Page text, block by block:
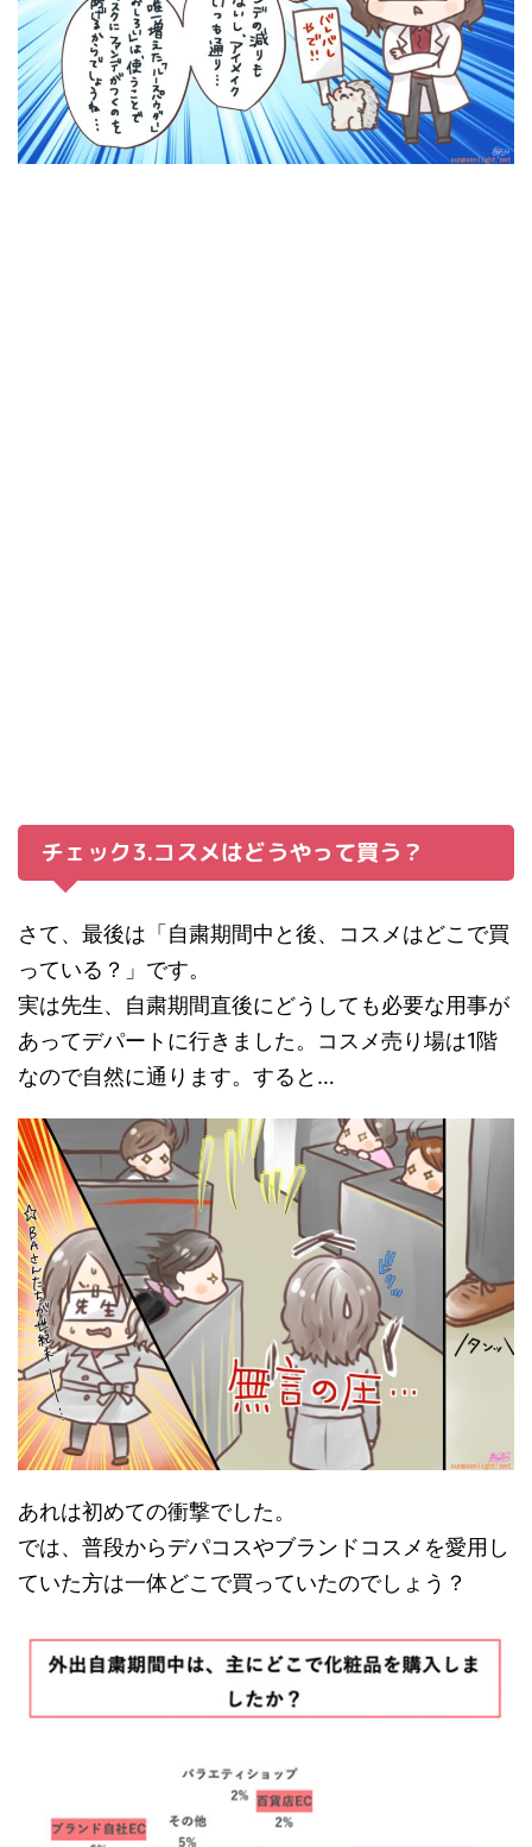
チェック3.コスメはどうやって買う？
さて、最後は「自粛期間中と後、コスメはどこで買
っている？」です。
実は先生、自粛期間直後にどうしても必要な用事が
あってデパートに行きました。コスメ売り場は1階
なので自然に通ります。すると…
あれは初めての衝撃でした。
では、普段からデパコスやブランドコスメを愛用し
ていた方は一体どこで買っていたのでしょう？